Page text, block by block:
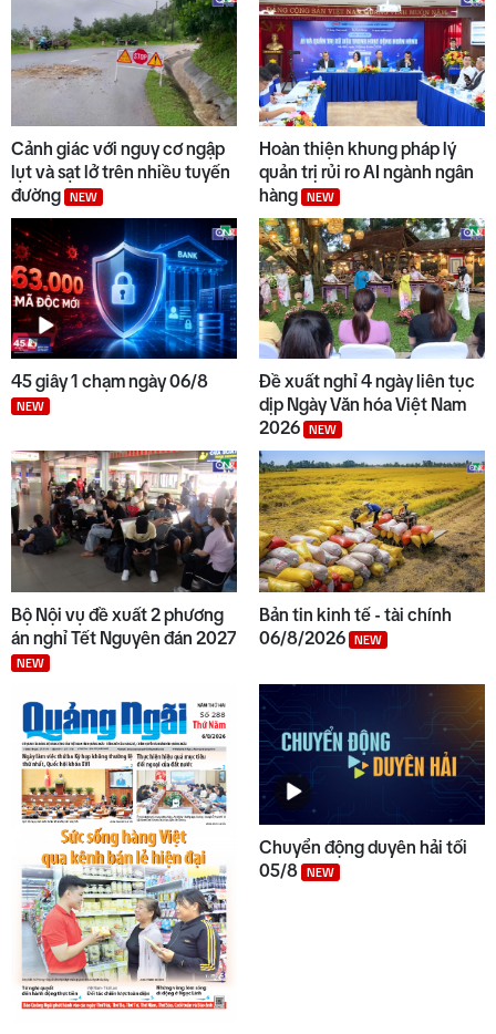
Cảnh giác với nguy cơ ngập
lụt và sạt lở trên nhiều tuyến
đường
NEW
Hoàn thiện khung pháp lý
quản trị rủi ro AI ngành ngân
hàng
NEW
45 giây 1 chạm ngày 06/8
NEW
Đề xuất nghỉ 4 ngày liên tục
dịp Ngày Văn hóa Việt Nam
2026
NEW
Bộ Nội vụ đề xuất 2 phương
án nghỉ Tết Nguyên đán 2027
NEW
Bản tin kinh tế - tài chính
06/8/2026
NEW
Chuyển động duyên hải tối
05/8
NEW